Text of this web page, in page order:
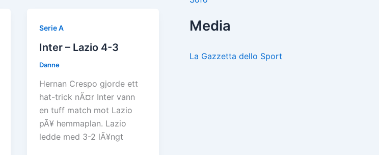
Serie A
Inter – Lazio 4-3
Danne
Hernan Crespo gjorde ett
hat-trick nÃ¤r Inter vann
en tuff match mot Lazio
pÃ¥ hemmaplan. Lazio
ledde med 3-2 lÃ¥ngt
Media
La Gazzetta dello Sport